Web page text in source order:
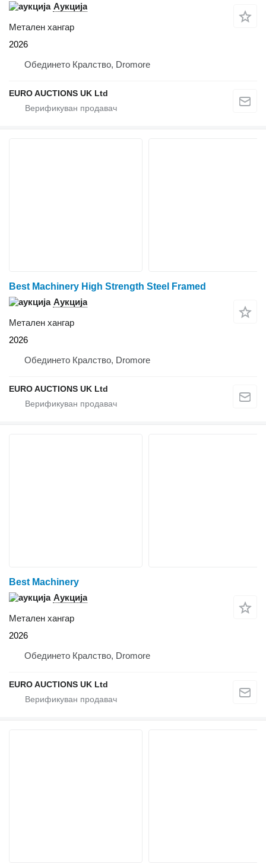
Аукција
Метален хангар
2026
Обединето Кралство, Dromore
EURO AUCTIONS UK Ltd
Best Machinery High Strength Steel Framed
Аукција
Метален хангар
2026
Обединето Кралство, Dromore
EURO AUCTIONS UK Ltd
Best Machinery
Аукција
Метален хангар
2026
Обединето Кралство, Dromore
EURO AUCTIONS UK Ltd